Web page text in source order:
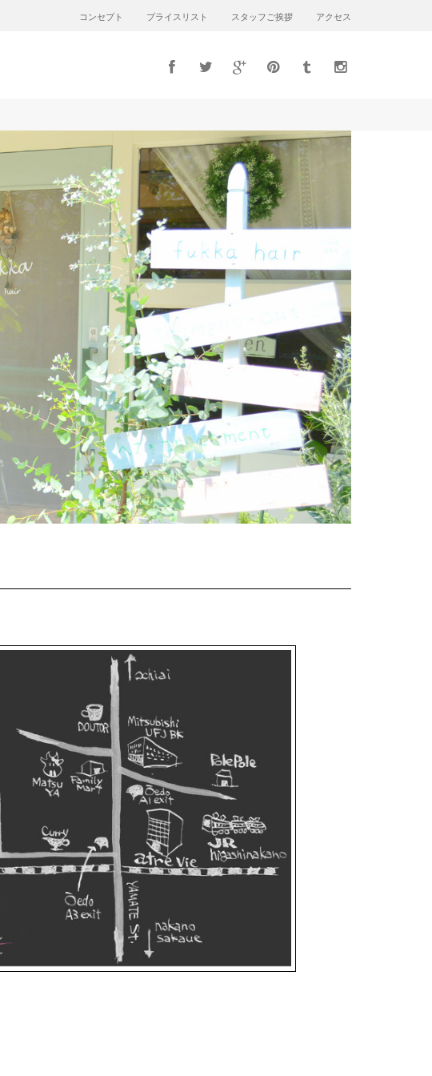
コンセプト プライスリスト スタッフご挨拶 アクセス